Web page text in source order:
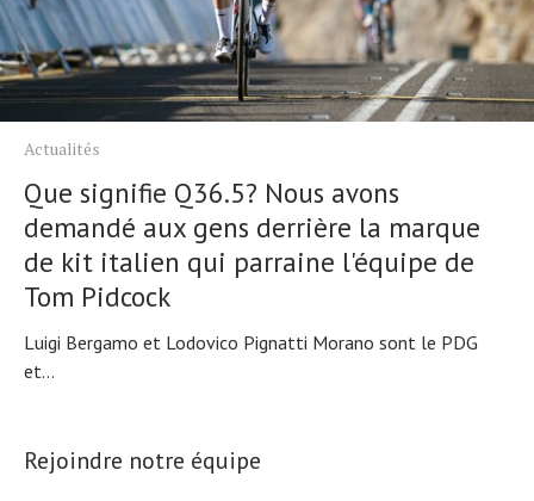
Actualités
Que signifie Q36.5? Nous avons
demandé aux gens derrière la marque
de kit italien qui parraine l'équipe de
Tom Pidcock
Luigi Bergamo et Lodovico Pignatti Morano sont le PDG
et...
Rejoindre notre équipe